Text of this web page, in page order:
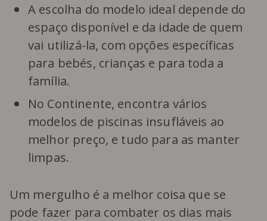
A escolha do modelo ideal depende do
espaço disponível e da idade de quem
vai utilizá-la, com opções específicas
para bebés, crianças e para toda a
família.
No Continente, encontra vários
modelos de piscinas insufláveis ao
melhor preço, e tudo para as manter
limpas.
Um mergulho é a melhor coisa que se
pode fazer para combater os dias mais